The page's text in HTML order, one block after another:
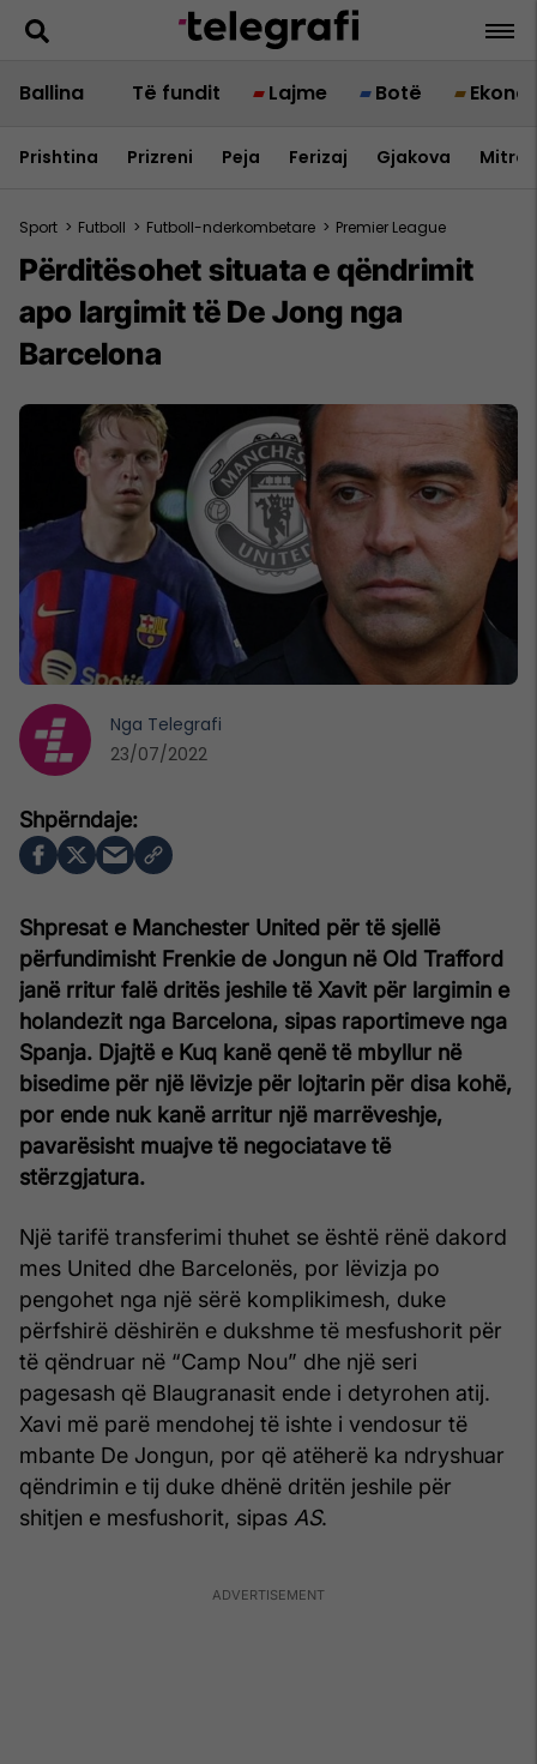
Ballina Të fundit Lajme Botë
Prishtina Prizreni Peja Ferizaj Gjakova
Sport > Futboll > Futboll-nderkombetare > Premier League
Përditësohet situata e qëndrimit
apo largimit të De Jong nga
Barcelona
Shpresat e Manchester United për të sjellë
përfundimisht Frenkie de Jongun në Old Trafford
janë rritur falë dritës jeshile të Xavit për largimin e
holandezit nga Barcelona, ​​sipas raportimeve nga
Spanja. Djajtë e Kuq kanë qenë të mbyllur në
bisedime për një lëvizje për lojtarin për disa kohë,
por ende nuk kanë arritur një marrëveshje,
pavarësisht muajve të negociatave të
stërzgjatura.
Një tarifë transferimi thuhet se është rënë dakord
mes United dhe Barcelonës, por lëvizja po
pengohet nga një sërë komplikimesh, duke
përfshirë dëshirën e dukshme të mesfushorit për
të qëndruar në “Camp Nou” dhe një seri
pagesash që Blaugranasit ende i detyrohen atij.
Xavi më parë mendohej të ishte i vendosur të
mbante De Jongun, por që atëherë ka ndryshuar
qëndrimin e tij duke dhënë dritën jeshile për
shitjen e mesfushorit, sipas AS.
Nga Telegrafi
23/07/2022